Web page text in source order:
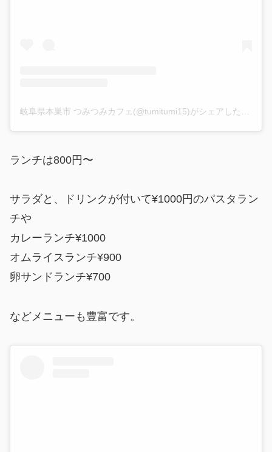
岐阜県本巣市 つみつみカフェ(@tumitumi15)がシェアした投稿
ランチは800円〜
サラダと、ドリンクが付いて¥1000円のパスタラン
チや
カレーランチ¥1000
オムライスランチ¥900
卵サンドランチ¥700
などメニューも豊富です。